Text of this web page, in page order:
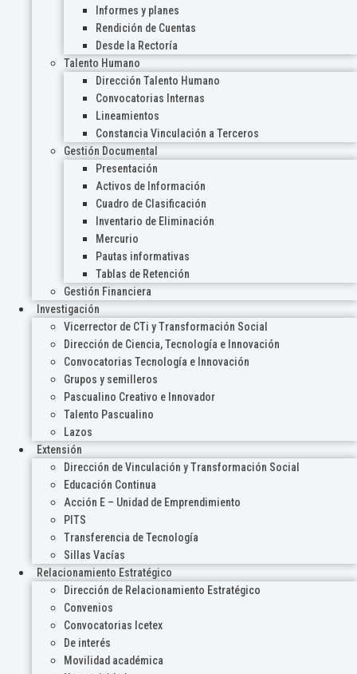
Informes y planes
Rendición de Cuentas
Desde la Rectoría
Talento Humano
Dirección Talento Humano
Convocatorias Internas
Lineamientos
Constancia Vinculación a Terceros
Gestión Documental
Presentación
Activos de Información
Cuadro de Clasificación
Inventario de Eliminación
Mercurio
Pautas informativas
Tablas de Retención
Gestión Financiera
Investigación
Vicerrector de CTi y Transformación Social
Dirección de Ciencia, Tecnología e Innovación
Convocatorias Tecnología e Innovación
Grupos y semilleros
Pascualino Creativo e Innovador
Talento Pascualino
Lazos
Extensión
Dirección de Vinculación y Transformación Social
Educación Continua
Acción E – Unidad de Emprendimiento
PITS
Transferencia de Tecnología
Sillas Vacías
Relacionamiento Estratégico
Dirección de Relacionamiento Estratégico
Convenios
Convocatorias Icetex
De interés
Movilidad académica